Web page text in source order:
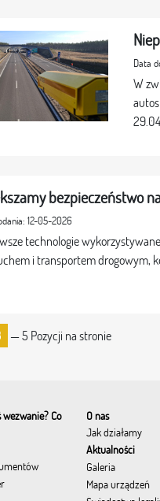
Data
W
bezpieczeństwo
12-05-2026
technologie
i transportem drogowym,
— 5 Pozycji na stronie
wezwanie? Co
O nas
Jak działamy
Aktualności
Galeria
Mapa urządzeń